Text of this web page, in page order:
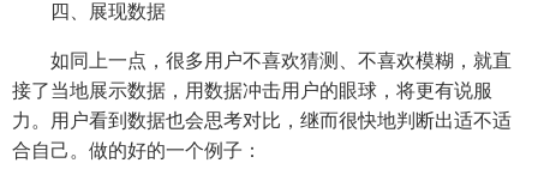
四、展现数据
如同上一点，很多用户不喜欢猜测、不喜欢模糊，就直
接了当地展示数据，用数据冲击用户的眼球，将更有说服
力。用户看到数据也会思考对比，继而很快地判断出适不适
合自己。做的好的一个例子：